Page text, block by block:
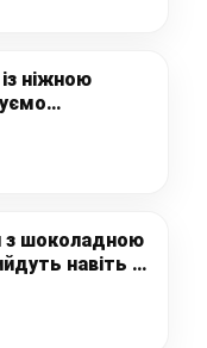
ніжною
випічку до
з шоколадною
навіть у